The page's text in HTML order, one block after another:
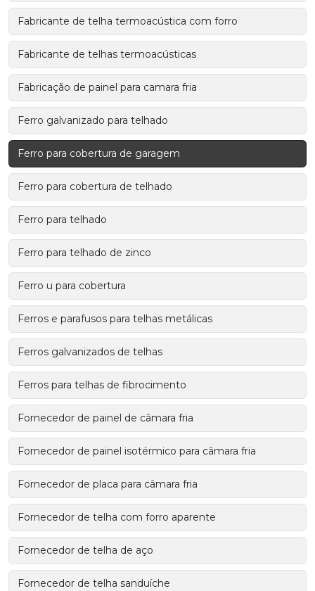
Fabricante de telha termoacústica com forro
Fabricante de telhas termoacústicas
Fabricação de painel para camara fria
Ferro galvanizado para telhado
Ferro para cobertura de garagem
Ferro para cobertura de telhado
Ferro para telhado
Ferro para telhado de zinco
Ferro u para cobertura
Ferros e parafusos para telhas metálicas
Ferros galvanizados de telhas
Ferros para telhas de fibrocimento
Fornecedor de painel de câmara fria
Fornecedor de painel isotérmico para câmara fria
Fornecedor de placa para câmara fria
Fornecedor de telha com forro aparente
Fornecedor de telha de aço
Fornecedor de telha sanduíche